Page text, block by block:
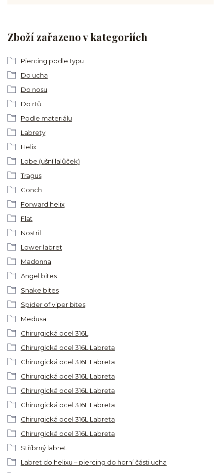
Zboží zařazeno v kategoriích
Piercing podle typu
Do ucha
Do nosu
Do rtů
Podle materiálu
Labrety
Helix
Lobe (ušní lalůček)
Tragus
Conch
Forward helix
Flat
Nostril
Lower labret
Madonna
Angel bites
Snake bites
Spider of viper bites
Medusa
Chirurgická ocel 316L
Chirurgická ocel 316L Labreta
Chirurgická ocel 316L Labreta
Chirurgická ocel 316L Labreta
Chirurgická ocel 316L Labreta
Chirurgická ocel 316L Labreta
Chirurgická ocel 316L Labreta
Chirurgická ocel 316L Labreta
Stříbrný labret
Labret do helixu – piercing do horní části ucha